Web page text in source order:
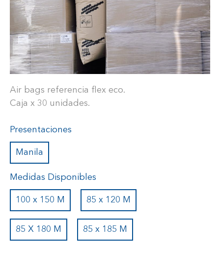
Air bags referencia flex eco.
Caja x 30 unidades.
Presentaciones
Manila
Medidas Disponibles
100 x 150 M 85 x 120 M
85 X 180 M 85 x 185 M